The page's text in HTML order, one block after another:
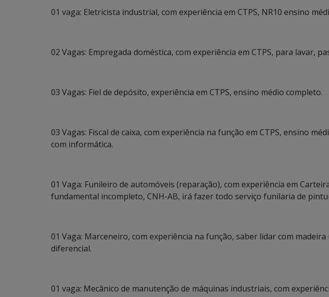
01 vaga: Eletricista industrial, com experiência em CTPS, NR10 ensino
02 Vagas: Empregada doméstica, com experiência em CTPS, para lavar,
03 Vagas: Fiel de depósito, experiência em CTPS, ensino médio completo.
03 Vagas: Fiscal de caixa, com experiência na função em CTPS, ensino
com informática.
01 Vaga: Funileiro de automóveis (reparação), com experiência em
fundamental incompleto, CNH-AB, irá fazer todo serviço funilaria de
01 Vaga: Marceneiro, com experiência na função, saber lidar com madeira
diferencial.
01 vaga: Mecânico de manutenção de máquinas industriais, com